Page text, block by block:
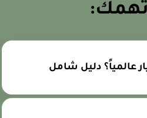
دليل شامل